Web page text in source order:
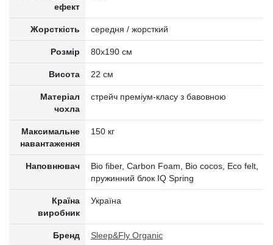
ефект
Жорсткість середня / жорсткий
Розмір 80x190 см
Висота 22 см
Матеріал
чохла
стрейч преміум-класу з бавовною
Максимальне
навантаження
150 кг
Наповнювач
Bio fiber, Carbon Foam, Bio cocos, Eco felt,
пружинний блок IQ Spring
Країна
виробник
Україна
Бренд Sleep&Fly Organic